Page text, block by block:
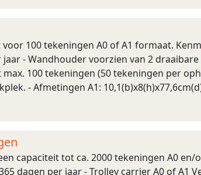
100 tekeningen A0 of A1 formaat.
- Wandhouder voorzien van 2
100 tekeningen (50 tekeningen per
- Afmetingen A1:
capaciteit tot ca. 2000 tekeningen A0 en/
dagen per jaar - Trolley carrier A0 of A1